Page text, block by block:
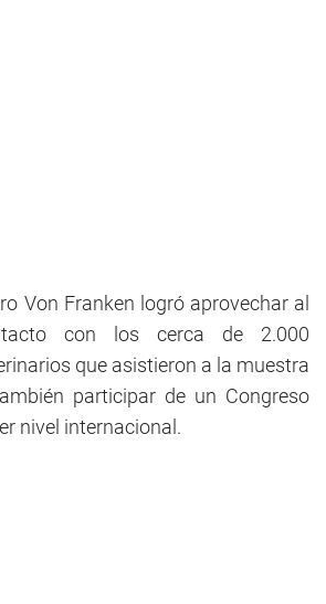
Von Franken logró aprovechar al
con los cerca de 2.000
que asistieron a la muestra
participar de un Congreso
nivel internacional.